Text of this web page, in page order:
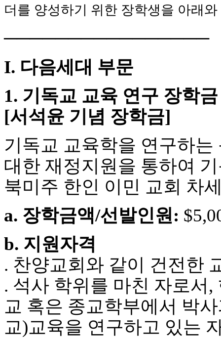
합
장
마
러
약
국
주
소
우
아
릴
지
구
발
부
전
치
료
약
더를 양성하기 위한 장학생을 아래
────────────────
I. 다음세대 부문
1. 기독교 교육 연구 장학금
[서석윤 기념 장학금]
기독교 교육학을 연구하는
대한 재정지원을 통하여
북미주 한인 이민 교회 차
a. 장학금액/선발인원:
b. 지원자격
. 찬양교회와 같이 건전한
. 석사 학위를 마친 자로서
교 혹은 종교학부에서 박
교)교육을 연구하고 있는